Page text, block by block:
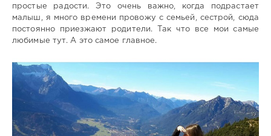
простые радости. Это очень важно, когда подрастает
малыш, я много времени провожу с семьей, сестрой, сюда
постоянно приезжают родители. Так что все мои самые
любимые тут. А это самое главное.